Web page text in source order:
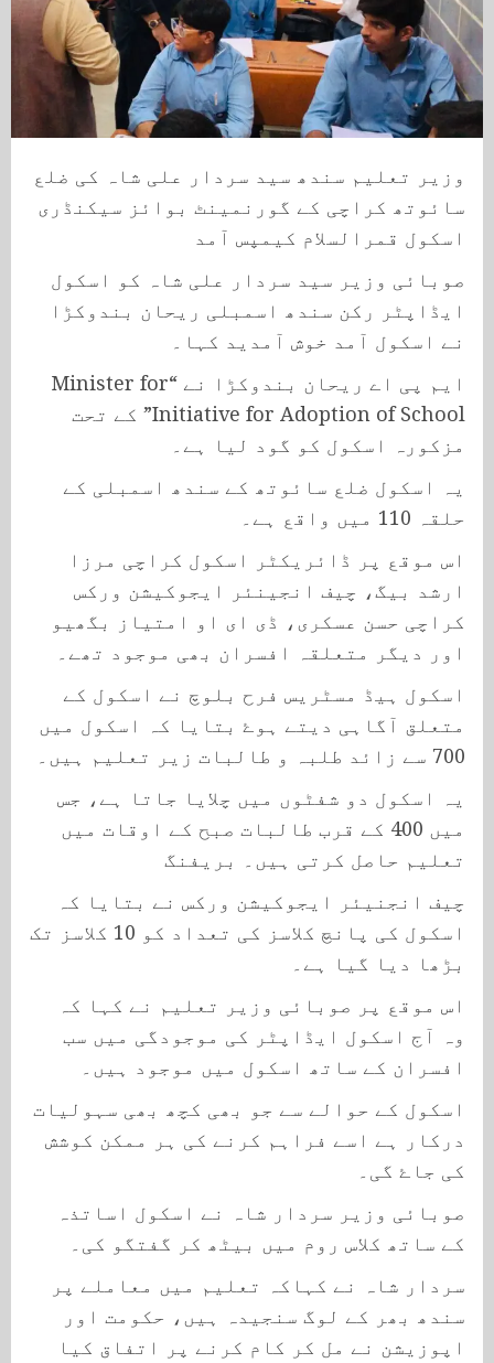
وزیر تعلیم سندھ سید سردار علی شاہ کی ضلع
سائوتھ کراچی کے گورنمینٹ بوائز سیکنڈری
اسکول قمرالسلام کیمپس آمد
صوبائی وزیر سید سردار علی شاہ کو اسکول
ایڈاپٹر رکن سندھ اسمبلی ریحان بندوکڑا
نے اسکول آمد خوش آمدید کہا۔
ایم پی اے ریحان بندوکڑا نے “Minister for
Initiative for Adoption of School” کے تحت
مزکورہ اسکول کو گود لیا ہے۔
یہ اسکول ضلع سائوتھ کے سندھ اسمبلی کے
حلقہ 110 میں واقع ہے۔
اس موقع پر ڈائریکٹر اسکول کراچی مرزا
ارشد بیگ، چیف انجینئر ایجوکیشن ورکس
کراچی حسن عسکری، ڈی ای او امتیاز بگھیو
اور دیگر متعلقہ افسران بھی موجود تھے۔
اسکول ہیڈ مسٹریس فرح بلوچ نے اسکول کے
متعلق آگاہی دیتے ہوۓ بتایا کہ اسکول میں
700 سے زائد طلبہ و طالبات زیر تعلیم ہیں۔
یہ اسکول دو شفٹوں میں چلایا جاتا ہے، جس
میں 400 کے قرب طالبات صبح کے اوقات میں
تعلیم حاصل کرتی ہیں۔ بریفنگ
چیف انجنیئر ایجوکیشن ورکس نے بتایا کہ
اسکول کی پانچ کلاسز کی تعداد کو 10 کلاسز تک
بڑھا دیا گیا ہے۔
اس موقع پر صوبائی وزیر تعلیم نے کہا کہ
وہ آج اسکول ایڈاپٹر کی موجودگی میں سب
افسران کے ساتھ اسکول میں موجود ہیں۔
اسکول کے حوالے سے جو بھی کچھ بھی سہولیات
درکار ہے اسے فراہم کرنے کی ہر ممکن کوشش
کی جاۓ گی۔
صوبائی وزیر سردار شاہ نے اسکول اساتذہ
کے ساتھ کلاس روم میں بیٹھ کر گفتگو کی۔
سردار شاہ نے کہاکہ تعلیم میں معاملے پر
سندھ بھر کے لوگ سنجیدہ ہیں، حکومت اور
اپوزیشن نے مل کر کام کرنے پر اتفاق کیا